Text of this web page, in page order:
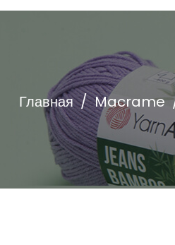
Главная / Macrame